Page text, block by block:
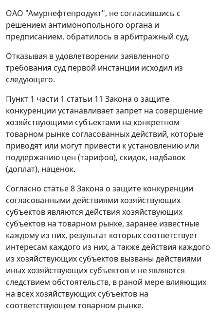
ОАО "Амурнефтепродукт", не согласившись с
решением антимонопольного органа и
предписанием, обратилось в арбитражный суд.
Отказывая в удовлетворении заявленного
требования суд первой инстанции исходил из
следующего.
Пункт 1 части 1 статьи 11 Закона о защите
конкуренции устанавливает запрет на совершение
хозяйствующими субъектами на конкретном
товарном рынке согласованных действий, которые
приводят или могут привести к установлению или
поддержанию цен (тарифов), скидок, надбавок
(доплат), наценок.
Согласно статье 8Закона о защите конкуренции
согласованными действиями хозяйствующих
субъектов являются действия хозяйствующих
субъектов на товарном рынке, заранее известные
каждому из них, результат которых соответствует
интересам каждого из них, а также действия каждого
из хозяйствующих субъектов вызваны действиями
иных хозяйствующих субъектов и не являются
следствием обстоятельств, в раной мере влияющих
на всех хозяйствующих субъектов на
соответствующем товарном рынке.